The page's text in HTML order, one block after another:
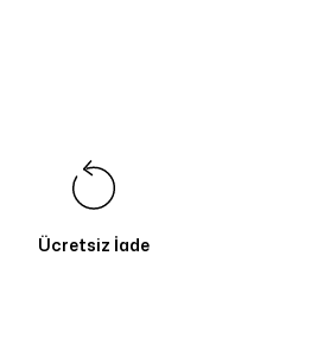
Ücretsiz İade